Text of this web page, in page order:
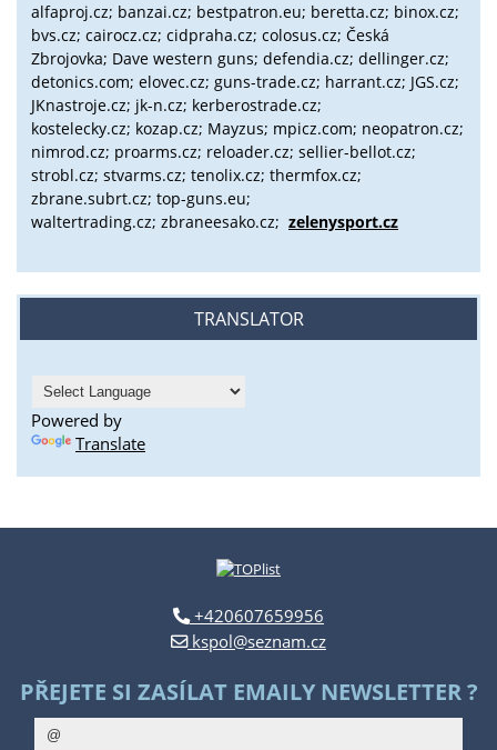
alfaproj.cz; banzai.cz; bestpatron.eu; beretta.cz; binox.cz;
bvs.cz; cairocz.cz; cidpraha.cz; colosus.cz; Česká
Zbrojovka; Dave western guns; defendia.cz; dellinger.cz;
detonics.com; elovec.cz; guns-trade.cz; harrant.cz; JGS.cz;
JKnastroje.cz; jk-n.cz; kerberostrade.cz;
kostelecky.cz; kozap.cz; Mayzus; mpicz.com; neopatron.cz;
nimrod.cz; proarms.cz; reloader.cz; sellier-bellot.cz;
strobl.cz; stvarms.cz; tenolix.cz; thermfox.cz;
zbrane.subrt.cz; top-guns.eu;
waltertrading.cz; zbraneesako.cz; zelenysport.cz
TRANSLATOR
Powered by
Translate
+420607659956
kspol@seznam.cz
PŘEJETE SI ZASÍLAT EMAILY NEWSLETTER ?